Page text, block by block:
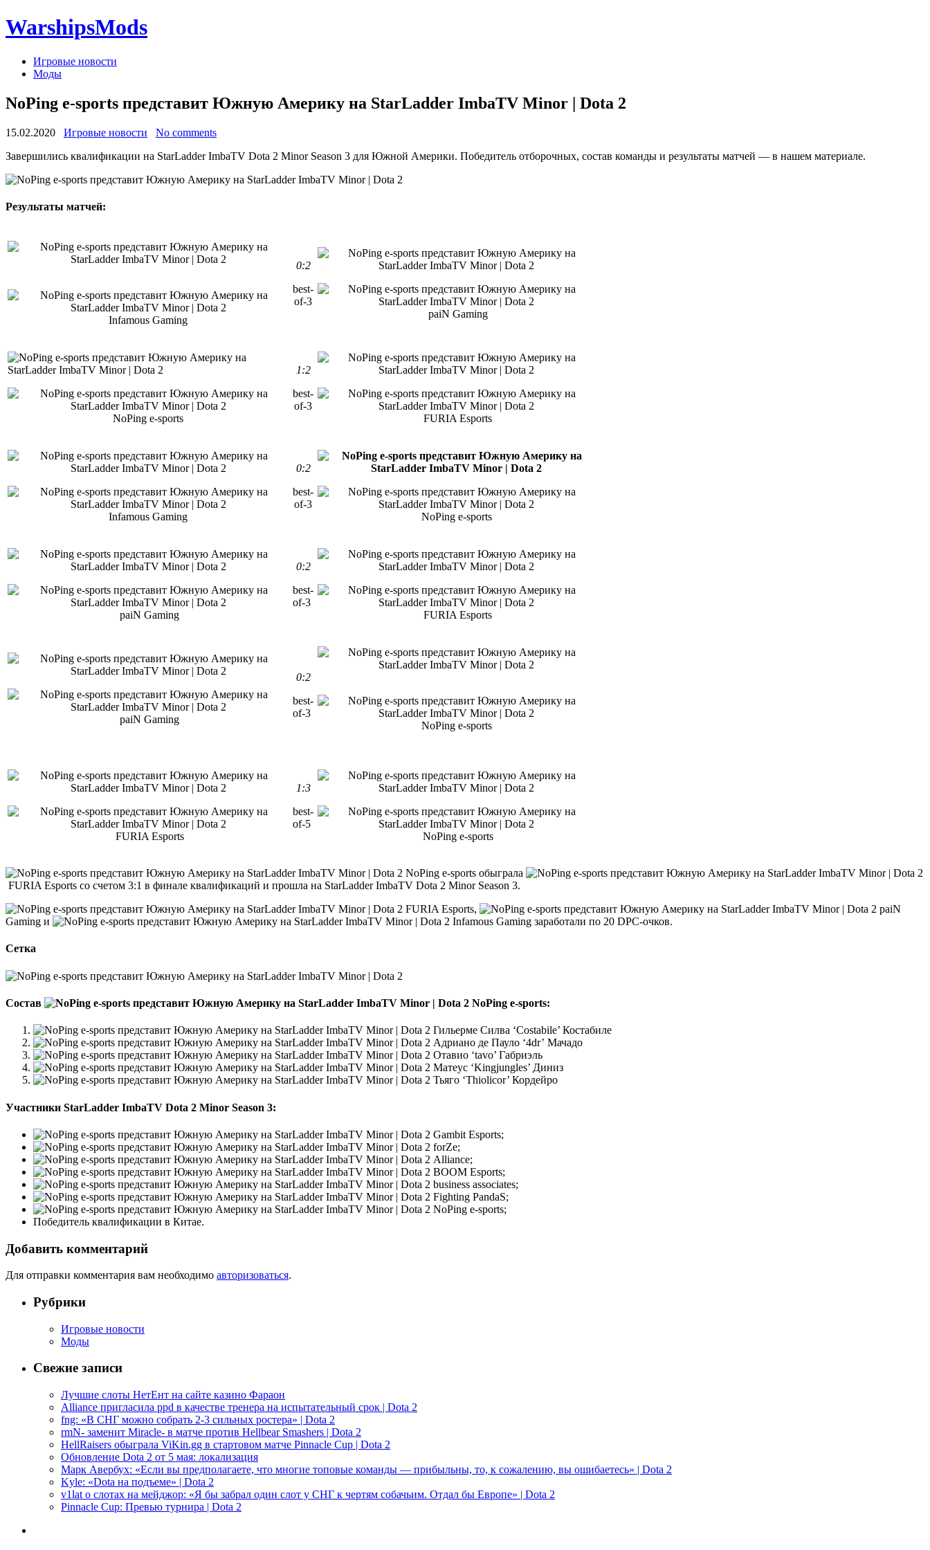
WarshipsMods
Игровые новости
Моды
NoPing e-sports представит Южную Америку на StarLadder ImbaTV Minor | Dota 2
15.02.2020 Игровые новости
No comments
Завершились квалификации на StarLadder ImbaTV Dota 2 Minor Season 3 для Южной Америки. Победитель отборочных, состав команды и результаты матчей — в нашем материале.
Результаты матчей:
Infamous Gaming
0:2
best-
of-3
paiN Gaming
NoPing e-sports
1:2
best-
of-3
FURIA Esports
Infamous Gaming
0:2
best-
of-3
NoPing e-sports
paiN Gaming
0:2
best-
of-3
FURIA Esports
paiN Gaming
0:2
best-
of-3
NoPing e-sports
FURIA Esports
1:3
best-
of-5
NoPing e-sports
NoPing e-sports обыграла
FURIA Esports со счетом 3:1 в финале квалификаций и прошла на StarLadder ImbaTV Dota 2 Minor Season 3.
FURIA Esports,
paiN
Gaming и
Infamous Gaming заработали по 20 DPC-очков.
Сетка
Состав NoPing e-sports:
Гильерме Силва ‘Costabile’ Костабиле
Адриано де Пауло ‘4dr’ Мачадо
Отавио ‘tavo’ Габриэль
Матеус ‘Kingjungles’ Диниз
Тьяго ‘Thiolicor’ Кордейро
Участники StarLadder ImbaTV Dota 2 Minor Season 3:
Gambit Esports;
forZe;
Alliance;
BOOM Esports;
business associates;
Fighting PandaS;
NoPing e-sports;
Победитель квалификации в Китае.
Добавить комментарий
Для отправки комментария вам необходимо авторизоваться.
Рубрики
Игровые новости
Моды
Свежие записи
Лучшие слоты НетЕнт на сайте казино Фараон
Alliance пригласила ppd в качестве тренера на испытательный срок | Dota 2
fng: «В СНГ можно собрать 2-3 сильных ростера» | Dota 2
rmN- заменит Miracle- в матче против Hellbear Smashers | Dota 2
HellRaisers обыграла ViKin.gg в стартовом матче Pinnacle Cup | Dota 2
Обновление Dota 2 от 5 мая: локализация
Марк Авербух: «Если вы предполагаете, что многие топовые команды — прибыльны, то, к сожалению, вы ошибаетесь» | Dota 2
Kyle: «Dota на подъеме» | Dota 2
v1lat о слотах на мейджор: «Я бы забрал один слот у СНГ к чертям собачьим. Отдал бы Европе» | Dota 2
Pinnacle Cup: Превью турнира | Dota 2